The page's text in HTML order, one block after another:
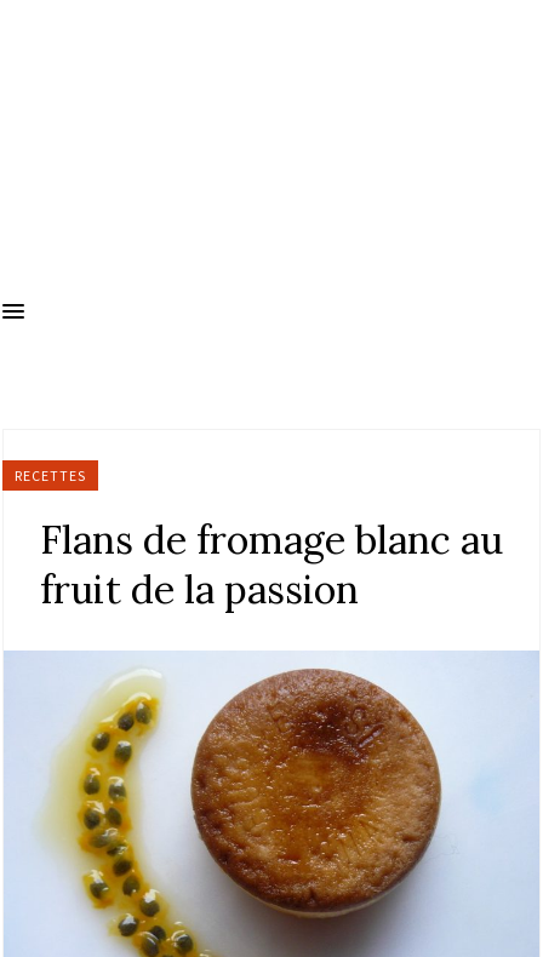
RECETTES
Flans de fromage blanc au
fruit de la passion